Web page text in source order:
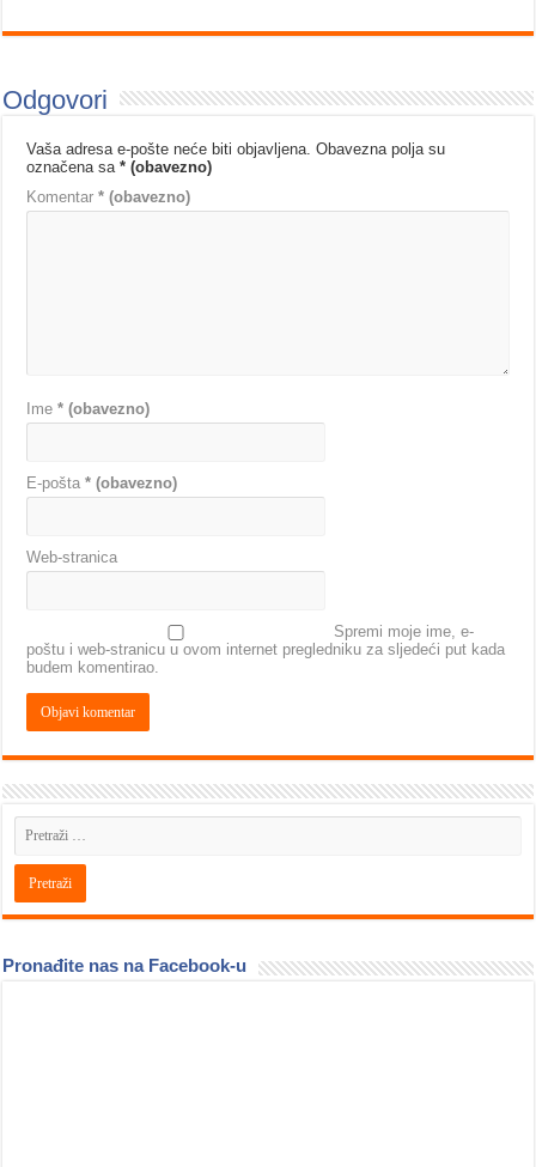
Odgovori
Vaša adresa e-pošte neće biti objavljena. Obavezna polja su
označena sa* (obavezno)
Komentar* (obavezno)
Ime* (obavezno)
E-pošta* (obavezno)
Web-stranica
Spremi moje ime, e-
poštu i web-stranicu u ovom internet pregledniku za sljedeći put kada
budem komentirao.
Pronađite nas na Facebook-u